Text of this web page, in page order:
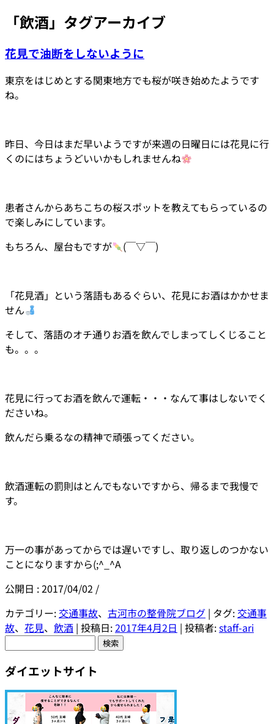
「飲酒」タグアーカイブ
花見で油断をしないように
東京をはじめとする関東地方でも桜が咲き始めたようです
ね。
昨日、今日はまだ早いようですが来週の日曜日には花見に行
くのにはちょうどいいかもしれませんね
患者さんからあちこちの桜スポットを教えてもらっているの
で楽しみにしています。
もちろん、屋台もですが
(￣▽￣)
「花見酒」という落語もあるぐらい、花見にお酒はかかせま
せん
そして、落語のオチ通りお酒を飲んでしまってしくじること
も。。。
花見に行ってお酒を飲んで運転・・・なんて事はしないでく
ださいね。
飲んだら乗るなの精神で頑張ってください。
飲酒運転の罰則はとんでもないですから、帰るまで我慢で
す。
万一の事があってからでは遅いですし、取り返しのつかない
ことになりますから(;^_^A
公開日 :2017/04/02 /
カテゴリー: 交通事故、 古河市の整骨院ブログ | タグ: 交通事
故、 花見、 飲酒 | 投稿日:2017年4月2日 | 投稿者:staff-ari
ダイエットサイト